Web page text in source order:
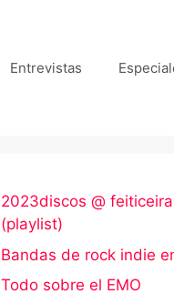
Entrevistas
2023discos @
(playlist)
Bandas de rock indie
Todo sobre el EMO